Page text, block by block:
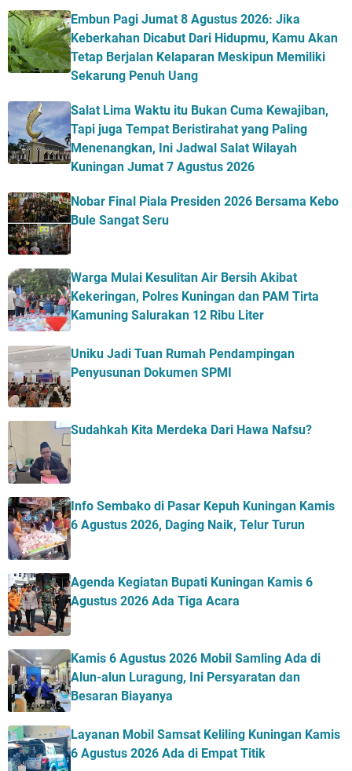
Embun Pagi Jumat 8 Agustus 2026: Jika
Keberkahan Dicabut Dari Hidupmu, Kamu Akan
Tetap Berjalan Kelaparan Meskipun Memiliki
Sekarung Penuh Uang
Salat Lima Waktu itu Bukan Cuma Kewajiban,
Tapi juga Tempat Beristirahat yang Paling
Menenangkan, Ini Jadwal Salat Wilayah
Kuningan Jumat 7 Agustus 2026
Nobar Final Piala Presiden 2026 Bersama Kebo
Bule Sangat Seru
Warga Mulai Kesulitan Air Bersih Akibat
Kekeringan, Polres Kuningan dan PAM Tirta
Kamuning Salurakan 12 Ribu Liter
Uniku Jadi Tuan Rumah Pendampingan
Penyusunan Dokumen SPMI
Sudahkah Kita Merdeka Dari Hawa Nafsu?
Info Sembako di Pasar Kepuh Kuningan Kamis
6 Agustus 2026, Daging Naik, Telur Turun
Agenda Kegiatan Bupati Kuningan Kamis 6
Agustus 2026 Ada Tiga Acara
Kamis 6 Agustus 2026 Mobil Samling Ada di
Alun-alun Luragung, Ini Persyaratan dan
Besaran Biayanya
Layanan Mobil Samsat Keliling Kuningan Kamis
6 Agustus 2026 Ada di Empat Titik